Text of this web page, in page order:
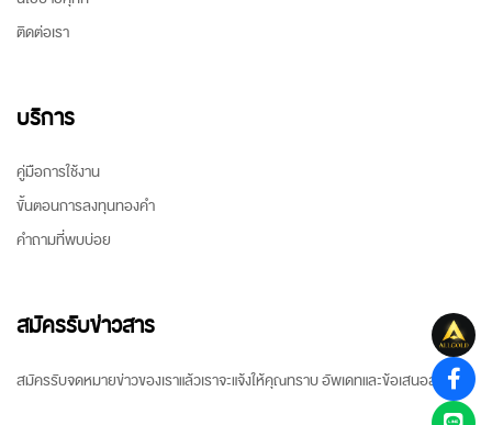
ติดต่อเรา
บริการ
คู่มือการใช้งาน
ขั้นตอนการลงทุนทองคำ
คำถามที่พบบ่อย
สมัครรับข่าวสาร
สมัครรับจดหมายข่าวของเราแล้วเราจะแจ้งให้คุณทราบ อัพเดทและข้อเสนอล่าสุด